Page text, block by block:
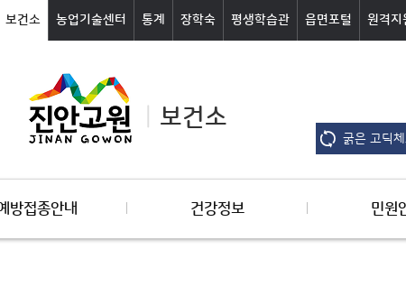
보건소 농업기술센터 통계 장학숙 평생학습관 읍면포털 원격지
보건소
굵은 고딕체
방접종안내 건강정보 민원